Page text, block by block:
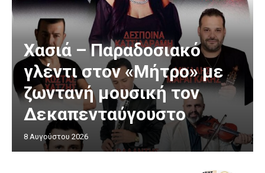
Χασιά – Παραδοσιακό
γλέντι στον «Μήτρο» με
ζωντανή μουσική τον
Δεκαπενταύγουστο
8 Αυγούστου 2026